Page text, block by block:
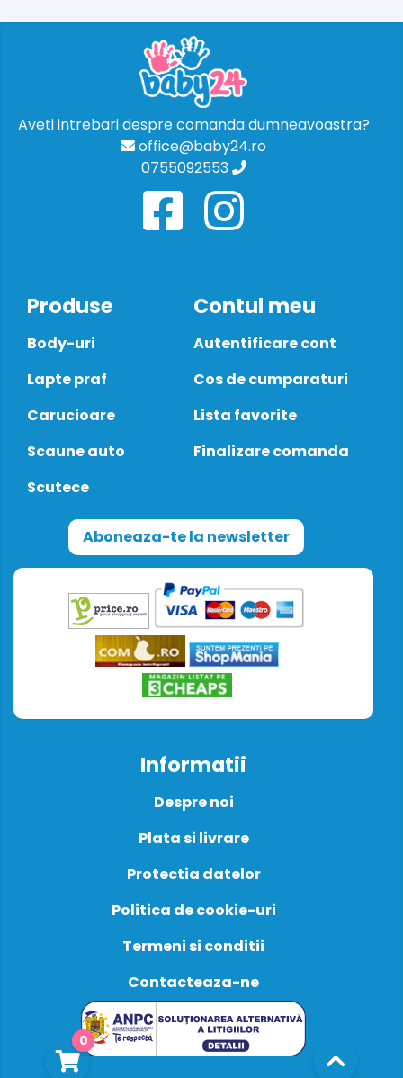
0
Aveti intrebari despre comanda dumneavoastra?
office@baby24.ro
0755092553
Produse
Body-uri
Lapte praf
Carucioare
Scaune auto
Scutece
Contul meu
Autentificare cont
Cos de cumparaturi
Lista favorite
Finalizare comanda
Aboneaza-te la newsletter
Informatii
Despre noi
Plata si livrare
Protectia datelor
Politica de cookie-uri
Termeni si conditii
Contacteaza-ne